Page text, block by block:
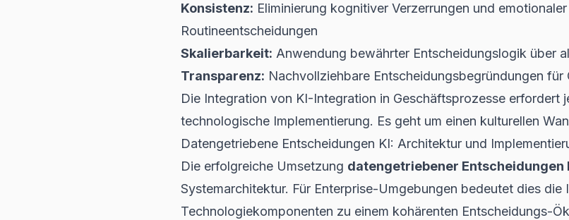
Konsistenz: Eliminierung kognitiver Verzerrungen und
Routineentscheidungen
Skalierbarkeit: Anwendung bewährter Entscheidungslogik über
Transparenz: Nachvollziehbare Entscheidungsbegründungen
Die Integration von KI-Integration in Geschäftsprozesse erfordert
technologische Implementierung. Es geht um einen kulturellen
Datengetriebene Entscheidungen KI: Architektur und
Die erfolgreiche Umsetzung datengetriebener Entscheidungen
Systemarchitektur. Für Enterprise-Umgebungen bedeutet dies die
Technologiekomponenten zu einem kohärenten Entscheidungs-